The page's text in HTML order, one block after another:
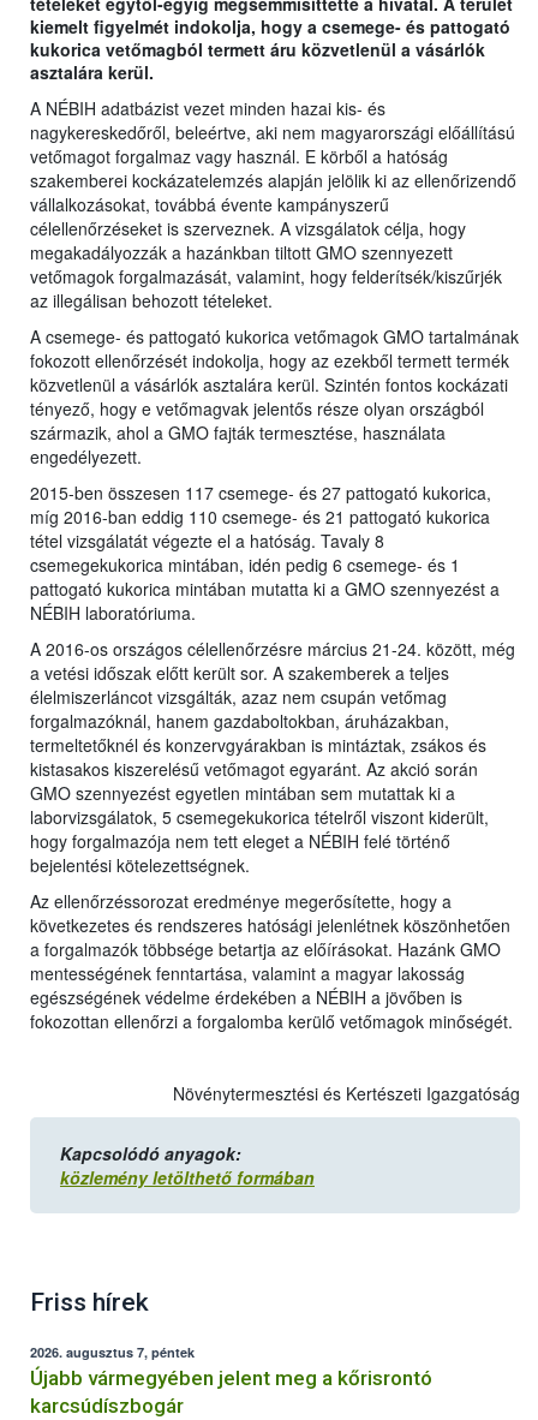
kiemelt figyelmét indokolja, hogy a csemege- és pattogató
kukorica vetőmagból termett áru közvetlenül a vásárlók
asztalára kerül.
A NÉBIH adatbázist vezet minden hazai kis- és
nagykereskedőről, beleértve, aki nem magyarországi előállítású
vetőmagot forgalmaz vagy használ. E körből a hatóság
szakemberei kockázatelemzés alapján jelölik ki az ellenőrizendő
vállalkozásokat, továbbá évente kampányszerű
célellenőrzéseket is szerveznek. A vizsgálatok célja, hogy
megakadályozzák a hazánkban tiltott GMO szennyezett
vetőmagok forgalmazását, valamint, hogy felderítsék/kiszűrjék
az illegálisan behozott tételeket.
A csemege- és pattogató kukorica vetőmagok GMO tartalmának
fokozott ellenőrzését indokolja, hogy az ezekből termett termék
közvetlenül a vásárlók asztalára kerül. Szintén fontos kockázati
tényező, hogy e vetőmagvak jelentős része olyan országból
származik, ahol a GMO fajták termesztése, használata
engedélyezett.
2015-ben összesen 117 csemege- és 27 pattogató kukorica,
míg 2016-ban eddig 110 csemege- és 21 pattogató kukorica
tétel vizsgálatát végezte el a hatóság. Tavaly 8
csemegekukorica mintában, idén pedig 6 csemege- és 1
pattogató kukorica mintában mutatta ki a GMO szennyezést a
NÉBIH laboratóriuma.
A 2016-os országos célellenőrzésre március 21-24. között, még
a vetési időszak előtt került sor. A szakemberek a teljes
élelmiszerláncot vizsgálták, azaz nem csupán vetőmag
forgalmazóknál, hanem gazdaboltokban, áruházakban,
termeltetőknél és konzervgyárakban is mintáztak, zsákos és
kistasakos kiszerelésű vetőmagot egyaránt. Az akció során
GMO szennyezést egyetlen mintában sem mutattak ki a
laborvizsgálatok, 5 csemegekukorica tételről viszont kiderült,
hogy forgalmazója nem tett eleget a NÉBIH felé történő
bejelentési kötelezettségnek.
Az ellenőrzéssorozat eredménye megerősítette, hogy a
következetes és rendszeres hatósági jelenlétnek köszönhetően
a forgalmazók többsége betartja az előírásokat. Hazánk GMO
mentességének fenntartása, valamint a magyar lakosság
egészségének védelme érdekében a NÉBIH a jövőben is
fokozottan ellenőrzi a forgalomba kerülő vetőmagok minőségét.
Növénytermesztési és Kertészeti Igazgatóság
Kapcsolódó anyagok:
közlemény letölthető formában
Friss hírek
2026. augusztus 7, péntek
Újabb vármegyében jelent meg a kőrisrontó
karcsúdíszbogár